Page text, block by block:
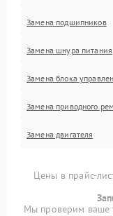
Замена подшипников
Замена шнура питания
Замена блока
Замена приводного
Замена двигателя
Цены в прайс-
Мы проверим ваше